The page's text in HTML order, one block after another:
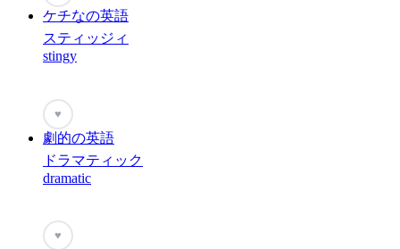
ケチなの英語
スティッジィ
stingy
♥
劇的の英語
ドラマティック
dramatic
♥